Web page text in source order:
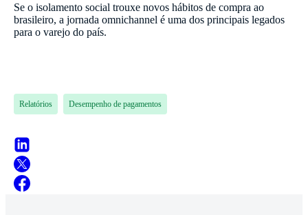
Se o isolamento social trouxe novos hábitos de compra ao
brasileiro, a jornada omnichannel é uma dos principais legados
para o varejo do país.
Relatórios Desempenho de pagamentos